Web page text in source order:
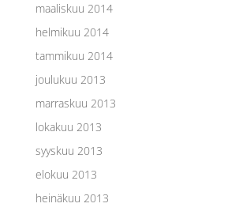
maaliskuu 2014
helmikuu 2014
tammikuu 2014
joulukuu 2013
marraskuu 2013
lokakuu 2013
syyskuu 2013
elokuu 2013
heinäkuu 2013